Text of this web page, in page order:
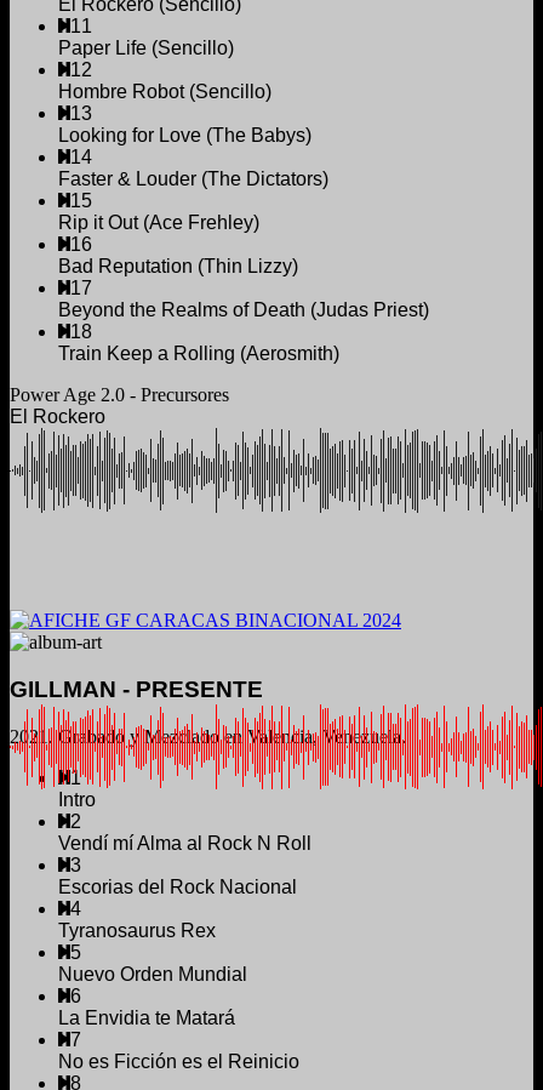
El Rockero (Sencillo)
11
Paper Life (Sencillo)
12
Hombre Robot (Sencillo)
13
Looking for Love (The Babys)
14
Faster & Louder (The Dictators)
15
Rip it Out (Ace Frehley)
16
Bad Reputation (Thin Lizzy)
17
Beyond the Realms of Death (Judas Priest)
18
Train Keep a Rolling (Aerosmith)
Power Age 2.0 - Precursores
El Rockero
GILLMAN - PRESENTE
2021. Grabado y Mezclado en Valencia, Venezuela.
1
Intro
2
Vendí mí Alma al Rock N Roll
3
Escorias del Rock Nacional
4
Tyranosaurus Rex
5
Nuevo Orden Mundial
6
La Envidia te Matará
7
No es Ficción es el Reinicio
8